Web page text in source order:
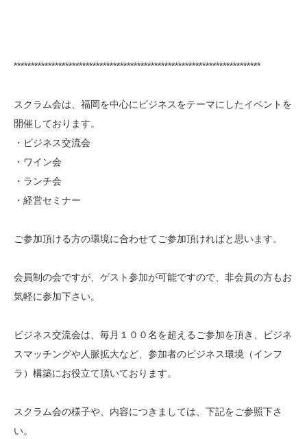
************************************************************************
スクラム会は、福岡を中心にビジネスをテーマにしたイベントを
開催しております。
・ビジネス交流会
・ワイン会
・ランチ会
・経営セミナー
ご参加頂ける方の環境に合わせてご参加頂ければと思います。
会員制の会ですが、ゲスト参加が可能ですので、非会員の方もお
気軽に参加下さい。
ビジネス交流会は、毎月１００名を超えるご参加を頂き、ビジネ
スマッチングや人脈拡大など、参加者のビジネス環境（インフ
ラ）構築にお役立て頂いております。
スクラム会の様子や、内容につきましては、下記をご参照下さ
い。